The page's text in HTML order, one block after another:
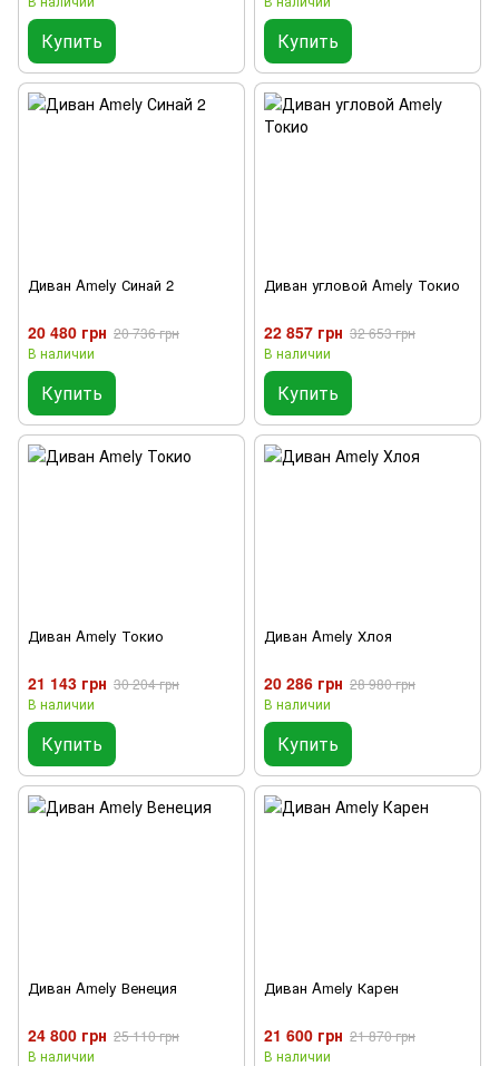
Купить Купить
Диван Amely Синай 2
20 480 грн 20 736 грн
В наличии
Купить
Диван угловой Amely Токио
22 857 грн 32 653 грн
В наличии
Купить
Диван Amely Токио
21 143 грн 30 204 грн
В наличии
Купить
Диван Amely Хлоя
20 286 грн 28 980 грн
В наличии
Купить
Диван Amely Венеция
24 800 грн 25 110 грн
В наличии
Диван Amely Карен
21 600 грн 21 870 грн
В наличии